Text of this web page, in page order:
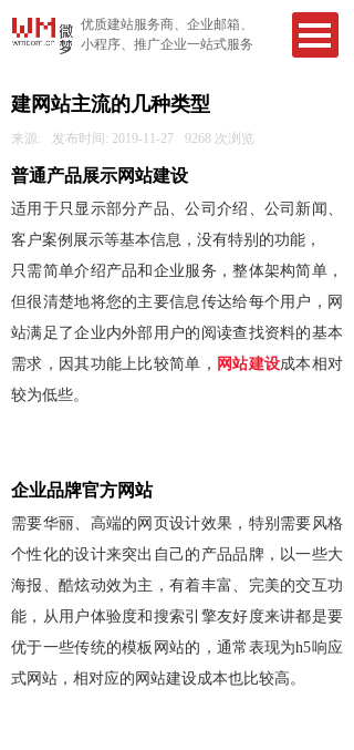
建网站主流的几种类型
来源: 发布时间: 2019-11-27 9268 次浏览
普通产品展示网站建设
适用于只显示部分产品、公司介绍、公司新闻、
客户案例展示等基本信息，没有特别的功能，
只需简单介绍产品和企业服务，整体架构简单，
但很清楚地将您的主要信息传达给每个用户，网
站满足了企业内外部用户的阅读查找资料的基本
需求，因其功能上比较简单， 网站建设成本相对
较为低些。
企业品牌官方网站
需要华丽、高端的网页设计效果，特别需要风格
个性化的设计来突出自己的产品品牌，以一些大
海报、酷炫动效为主，有着丰富、完美的交互功
能，从用户体验度和搜索引擎友好度来讲都是要
优于一些传统的模板网站的，通常表现为h5响应
式网站， 相对应的网站建设成本也比较高。
优质建站服务商、企业邮箱、
小程序、推广企业一站式服务